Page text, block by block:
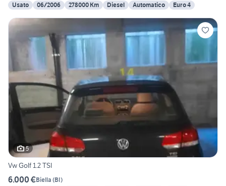
Usato
06/2006 278000 Km Diesel Automatico Euro 4
5
Vw Golf 1.2 TSI
6.000 €Biella (BI)